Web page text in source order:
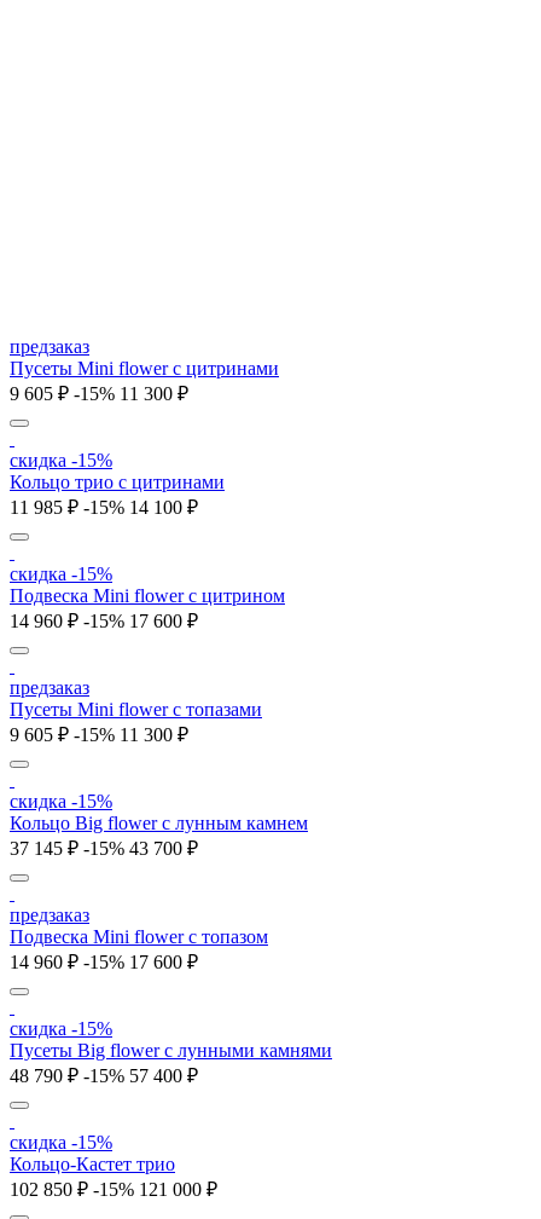
предзаказ
Пусеты Mini flower с цитринами
9 605 ₽ -15% 11 300 ₽
скидка -15%
Кольцо трио с цитринами
11 985 ₽ -15% 14 100 ₽
скидка -15%
Подвеска Mini flower с цитрином
14 960 ₽ -15% 17 600 ₽
предзаказ
Пусеты Mini flower с топазами
9 605 ₽ -15% 11 300 ₽
скидка -15%
Кольцо Big flower с лунным камнем
37 145 ₽ -15% 43 700 ₽
предзаказ
Подвеска Mini flower с топазом
14 960 ₽ -15% 17 600 ₽
скидка -15%
Пусеты Big flower с лунными камнями
48 790 ₽ -15% 57 400 ₽
скидка -15%
Кольцо-Кастет трио
102 850 ₽ -15% 121 000 ₽